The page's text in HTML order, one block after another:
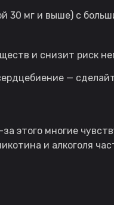
30 мг и выше) с
и снизит риск
—
этого многие
и алкоголя